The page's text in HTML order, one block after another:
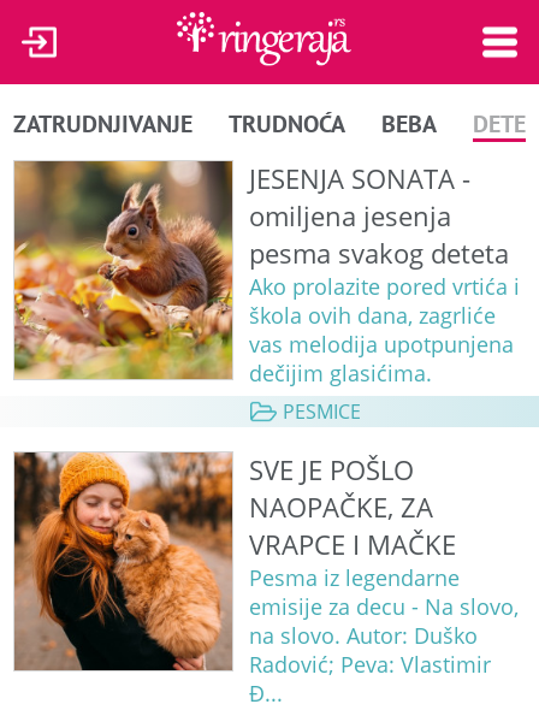
ZATRUDNJIVANJE TRUDNOĆA BEBA DETE
JESENJA SONATA -
omiljena jesenja
pesma svakog deteta
Ako prolazite pored vrtića i
škola ovih dana, zagrliće
vas melodija upotpunjena
dečijim glasićima.
PESMICE
SVE JE POŠLO
NAOPAČKE, ZA
VRAPCE I MAČKE
Pesma iz legendarne
emisije za decu - Na slovo,
na slovo. Autor: Duško
Radović; Peva: Vlastimir
Đ...